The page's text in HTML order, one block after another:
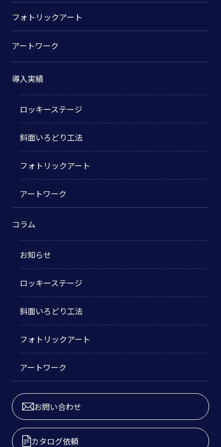
フォトリックアート
アートワーク
導入実績
ロッキーステージ
斜面いろどり工法
フォトリックアート
アートワーク
コラム
お知らせ
ロッキーステージ
斜面いろどり工法
フォトリックアート
アートワーク
お問い合わせ
カタログ依頼